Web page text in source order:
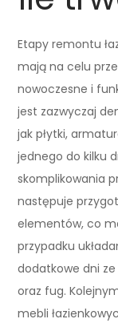
Etapy remontu
mają na celu
nowoczesne i
jest zazwyczaj
jak płytki,
jednego do kilku
skomplikowania
następuje
elementów, co
przypadku
dodatkowe dni
oraz fug.
mebli